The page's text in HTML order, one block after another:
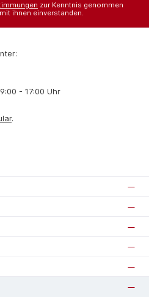
zur Kenntnis genommen
ihnen einverstanden.
- 17:00 Uhr
.